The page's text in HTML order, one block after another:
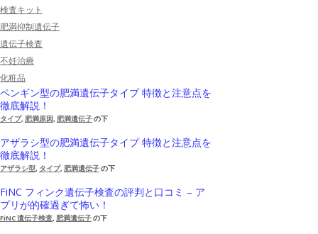
検査キット
肥満抑制遺伝子
遺伝子検査
不妊治療
化粧品
ペンギン型の肥満遺伝子タイプ 特徴と注意点を
徹底解説！
タイプ, 肥満原因, 肥満遺伝子の下
アザラシ型の肥満遺伝子タイプ 特徴と注意点を
徹底解説！
アザラシ型, タイプ, 肥満遺伝子の下
FiNC フィンク遺伝子検査の評判と口コミ – ア
プリが的確過ぎて怖い！
FiNC 遺伝子検査, 肥満遺伝子の下